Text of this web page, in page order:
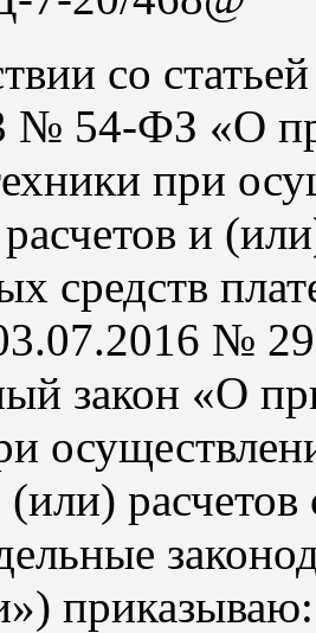
со
№ 54-ФЗ «О
при
и
средств
№
закон «О
(или)
приказываю: